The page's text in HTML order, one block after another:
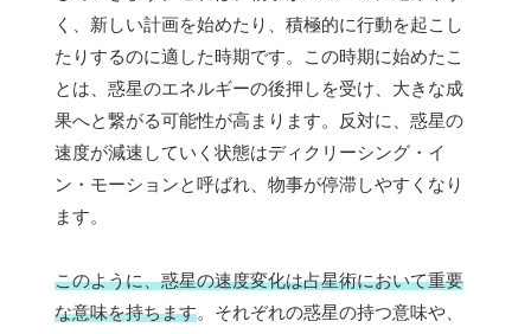
く、新しい計画を始めたり、積極的に行動を起こし
たりするのに適した時期です。この時期に始めたこ
とは、惑星のエネルギーの後押しを受け、大きな成
果へと繋がる可能性が高まります。反対に、惑星の
速度が減速していく状態はディクリーシング・イ
ン・モーションと呼ばれ、物事が停滞しやすくなり
ます。
このように、惑星の速度変化は占星術において重要
な意味を持ちます。それぞれの惑星の持つ意味や、